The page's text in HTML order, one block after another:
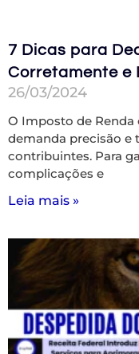
7 Dicas para
Corretamente e
26/03/2024
O Imposto de
demanda precisão e
contribuintes. Para
complicações e
Leia mais »